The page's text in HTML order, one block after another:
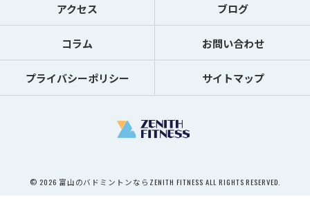
アクセス ブログ
コラム お問い合わせ
プライバシーポリシー サイトマップ
© 2026 富山のバドミントンならZENITH FITNESS ALL RIGHTS RESERVED.